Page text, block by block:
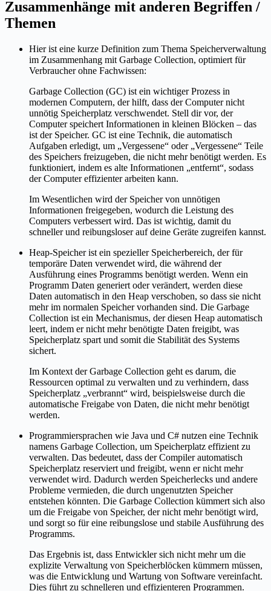
Zusammenhänge mit anderen Begriffen /
Themen
Hier ist eine kurze Definition zum Thema Speicherverwaltung
im Zusammenhang mit Garbage Collection, optimiert für
Verbraucher ohne Fachwissen:
Garbage Collection (GC) ist ein wichtiger Prozess in
modernen Computern, der hilft, dass der Computer nicht
unnötig Speicherplatz verschwendet. Stell dir vor, der
Computer speichert Informationen in kleinen Blöcken – das
ist der Speicher. GC ist eine Technik, die automatisch
Aufgaben erledigt, um „Vergessene“ oder „Vergessene“ Teile
des Speichers freizugeben, die nicht mehr benötigt werden. Es
funktioniert, indem es alte Informationen „entfernt“, sodass
der Computer effizienter arbeiten kann.
Im Wesentlichen wird der Speicher von unnötigen
Informationen freigegeben, wodurch die Leistung des
Computers verbessert wird. Das ist wichtig, damit du
schneller und reibungsloser auf deine Geräte zugreifen kannst.
Heap-Speicher ist ein spezieller Speicherbereich, der für
temporäre Daten verwendet wird, die während der
Ausführung eines Programms benötigt werden. Wenn ein
Programm Daten generiert oder verändert, werden diese
Daten automatisch in den Heap verschoben, so dass sie nicht
mehr im normalen Speicher vorhanden sind. Die Garbage
Collection ist ein Mechanismus, der diesen Heap automatisch
leert, indem er nicht mehr benötigte Daten freigibt, was
Speicherplatz spart und somit die Stabilität des Systems
sichert.
Im Kontext der Garbage Collection geht es darum, die
Ressourcen optimal zu verwalten und zu verhindern, dass
Speicherplatz „verbrannt“ wird, beispielsweise durch die
automatische Freigabe von Daten, die nicht mehr benötigt
werden.
Programmiersprachen wie Java und C# nutzen eine Technik
namens Garbage Collection, um Speicherplatz effizient zu
verwalten. Das bedeutet, dass der Compiler automatisch
Speicherplatz reserviert und freigibt, wenn er nicht mehr
verwendet wird. Dadurch werden Speicherlecks und andere
Probleme vermieden, die durch ungenutzten Speicher
entstehen könnten. Die Garbage Collection kümmert sich also
um die Freigabe von Speicher, der nicht mehr benötigt wird,
und sorgt so für eine reibungslose und stabile Ausführung des
Programms.
Das Ergebnis ist, dass Entwickler sich nicht mehr um die
explizite Verwaltung von Speicherblöcken kümmern müssen,
was die Entwicklung und Wartung von Software vereinfacht.
Dies führt zu schnelleren und effizienteren Programmen.